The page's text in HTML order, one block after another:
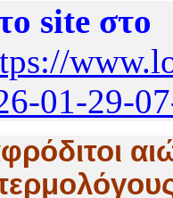
site στο
01-29-